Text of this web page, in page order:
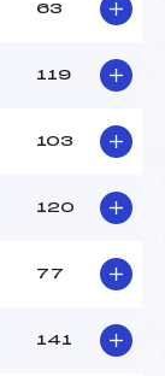
63
119
103
120
77
141